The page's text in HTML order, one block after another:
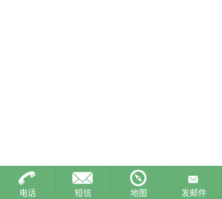
电话 短信 地图 发邮件